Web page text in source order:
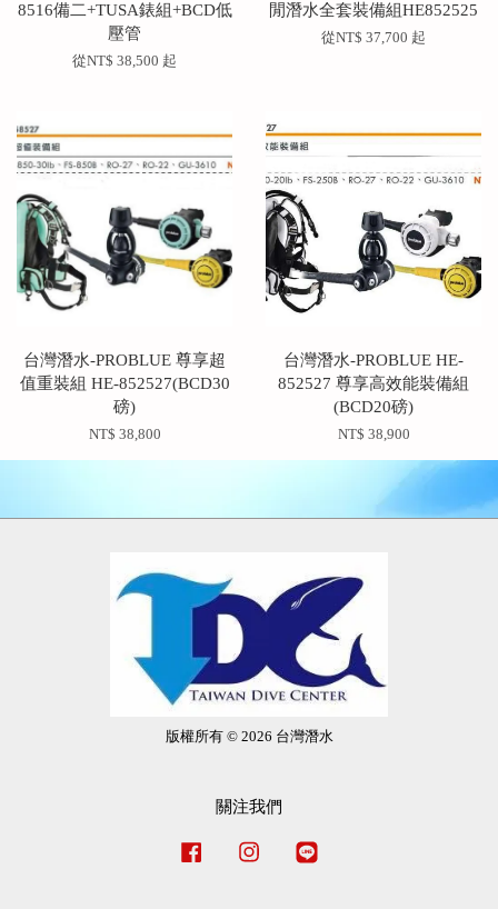
8516備二+TUSA錶組+BCD低
壓管
從NT$ 38,500 起
閒潛水全套裝備組HE852525
從NT$ 37,700 起
台灣潛水-PROBLUE 尊享超
值重裝組 HE-852527(BCD30
磅)
NT$ 38,800
台灣潛水-PROBLUE HE-
852527 尊享高效能裝備組
(BCD20磅)
NT$ 38,900
版權所有 © 2026 台灣潛水
關注我們
Facebook Instagram